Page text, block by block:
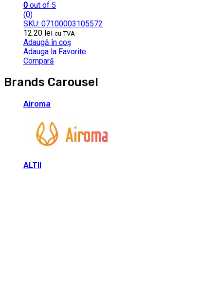
0 out of 5
(0)
SKU: 07100003105572
12.20 lei cu TVA
Adaugă în coș
Adauga la Favorite
Compară
Brands Carousel
Airoma
ALTII